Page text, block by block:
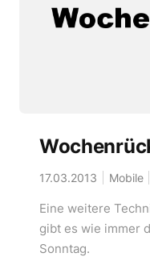
17.03.2013 Mobile
Eine weitere
gibt es wie immer
Sonntag.